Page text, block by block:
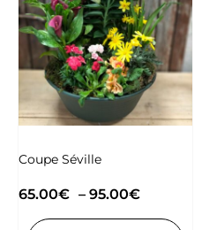
Coupe Séville
65.00€ – 95.00€